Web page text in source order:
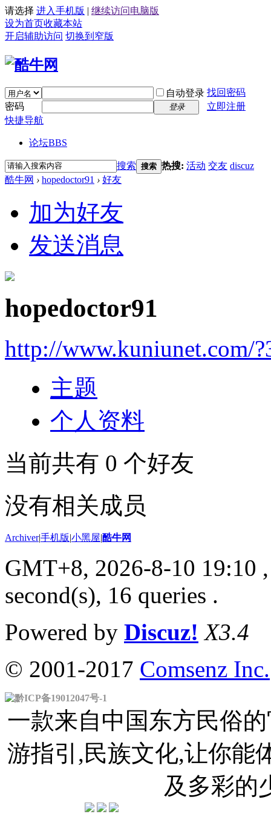
请选择 进入手机版 | 继续访问电脑版
设为首页收藏本站
开启辅助访问 切换到窄版
自动登录 找回密码
密码
登录
立即注册
快捷导航
论坛BBS
搜索 搜索 热搜: 活动 交友 discuz
酷牛网 › hopedoctor91 › 好友
加为好友
发送消息
hopedoctor91
http://www.kuniunet.com/
主题
个人资料
当前共有 0 个好友
没有相关成员
Archiver|手机版|小黑屋|酷牛网
GMT+8, 2026-8-10 19:10
second(s), 16 queries .
Powered by Discuz! X3.4
© 2001-2017 Comsenz Inc.
黔ICP备19012047号-1
一款来自中国东方民俗
游指引,民族文化,让你能
及多彩的